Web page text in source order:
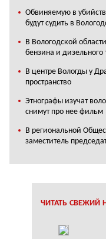
Обвиняемую в
будут судить в
В Вологодской
бензина и дизельного
В центре Вологды у
пространство
Этнографы изучат
снимут про нее фильм
В региональной
заместитель
ЧИТАТЬ СВЕЖИЙ